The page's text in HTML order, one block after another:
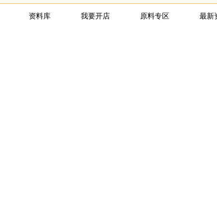
资料库 我要开店 原料专区 最新